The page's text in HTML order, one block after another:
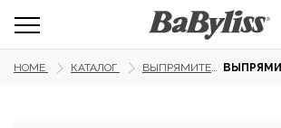
HOME КАТАЛОГ ВЫПРЯМИТЕЛИ